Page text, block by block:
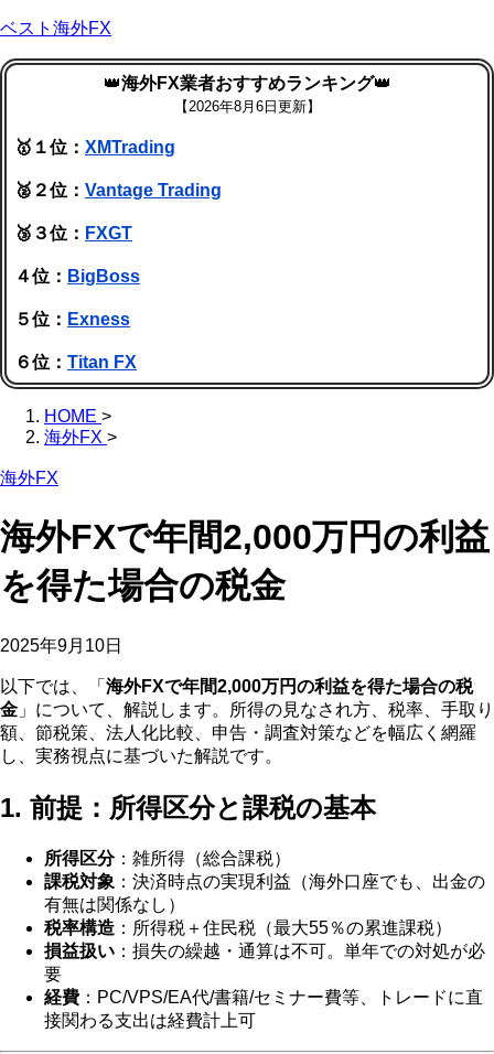
ベスト海外FX
👑海外FX業者おすすめランキング👑
【2026年8月6日更新】
🥇１位： XMTrading
🥈２位： Vantage Trading
🥉３位： FXGT
４位： BigBoss
５位： Exness
６位： Titan FX
HOME >
海外FX >
海外FX
海外FXで年間2,000万円の利益
を得た場合の税金
2025年9月10日
以下では、「 海外FXで年間2,000万円の利益を得た場合の税
金 」について、解説します。所得の見なされ方、税率、手取り
額、節税策、法人化比較、申告・調査対策などを幅広く網羅
し、実務視点に基づいた解説です。
1. 前提：所得区分と課税の基本
所得区分：雑所得（総合課税）
課税対象 ：決済時点の実現利益（海外口座でも、出金の
有無は関係なし）
税率構造 ：所得税＋住民税（最大55％の累進課税）
損益扱い ：損失の繰越・通算は不可。単年での対処が必
要
経費 ：PC/VPS/EA代/書籍/セミナー費等、トレードに直
接関わる支出は経費計上可